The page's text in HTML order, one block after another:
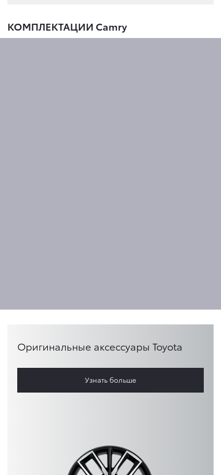
КОМПЛЕКТАЦИИ Camry
Оригинальные аксессуары Toyota
Узнать больше